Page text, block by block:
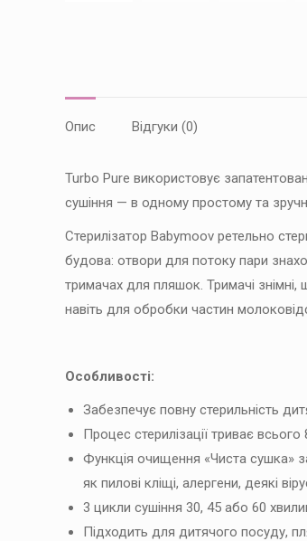
Опис Відгуки (0)
Turbo Pure використовує
сушіння — в одному простому та
Стерилізатор Babymoov ретельно
будова: отвори для потоку пари
тримачах для пляшок. Тримачі
навіть для обробки частин
Особливості:
Забезпечує повну стерильність
Процес стерилізації триває всього
Функція очищення «Чиста сушка»
як пилові кліщі, алергени, деякі
3 цикли сушіння 30, 45 або 60
Підходить для дитячого посуду,